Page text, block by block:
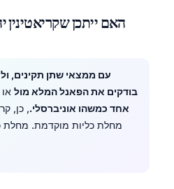
האם ייתכן שקריאטינין
עם ממצאי שתן תקינים,
בודקים את הפאנל המלא מול
אחד כמשהו אוניברסלי., כן,
מחלת כליות מוקדמת. מחלת